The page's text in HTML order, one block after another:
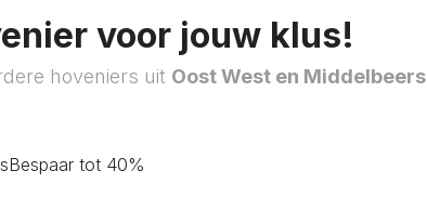
voor jouw klus!
hoveniers uit Oost West en Middelbeers
Bespaar tot 40%